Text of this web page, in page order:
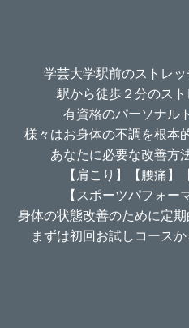
学芸大学駅前のストレ
駅から徒歩２分のス
有資格のパーソナル
様々はお身体の不調を根本
あなたに必要な改善方
【肩こり】【腰痛】
【スポーツパフォー
身体の状態改善のために定
まずは初回お試しコース